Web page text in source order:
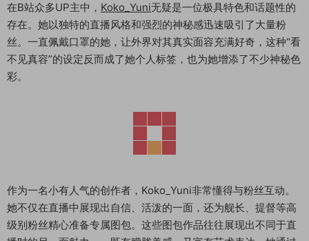
在B站众多UP主中， Koko_Yuni无疑是一位极具特色和话题性的
存在。她以独特的直播风格和强烈的神秘感迅速吸引了大量粉
丝。一直佩戴口罩的她，让外界对其真实面容充满好奇，这种“看
不见真容”的设定反而成了她个人标签，也为她增添了不少神秘色
彩。
作为一名小有人气的创作者，Koko_Yuni非常懂得与粉丝互动。
她不仅在直播中展现出自信、活泼的一面，还为舰长、提督等高
级别粉丝精心准备专属图包。这些图包作品往往展现出不同于直